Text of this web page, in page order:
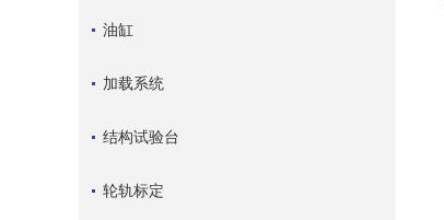
油缸
加载系统
结构试验台
轮轨标定